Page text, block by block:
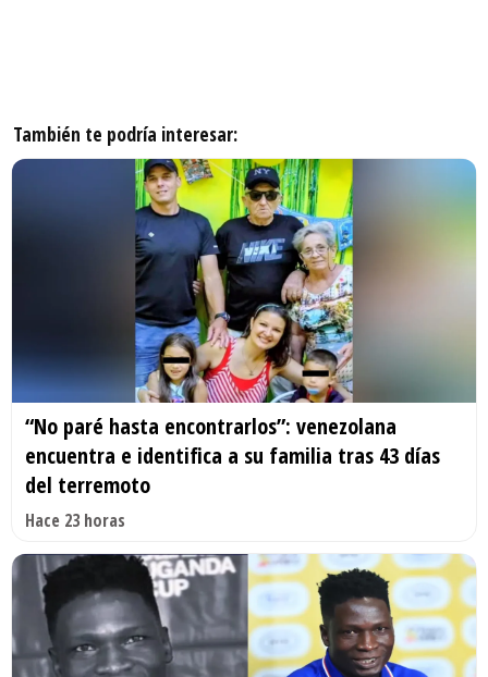
También te podría interesar:
“No paré hasta encontrarlos”: venezolana
encuentra e identifica a su familia tras 43 días
del terremoto
Hace 23 horas